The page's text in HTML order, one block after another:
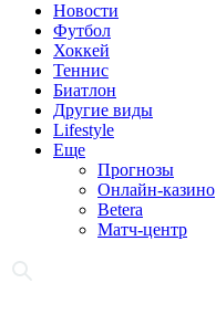
Новости
Футбол
Хоккей
Теннис
Биатлон
Другие виды
Lifestyle
Еще
Прогнозы
Онлайн-казино
Betera
Матч-центр